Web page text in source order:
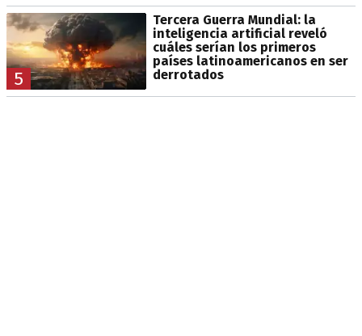
5
Tercera Guerra Mundial: la
inteligencia artificial reveló
cuáles serían los primeros
países latinoamericanos en ser
derrotados